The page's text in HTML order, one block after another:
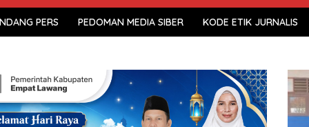
PERS PEDOMAN MEDIA SIBER KODE ETIK JURNALIS